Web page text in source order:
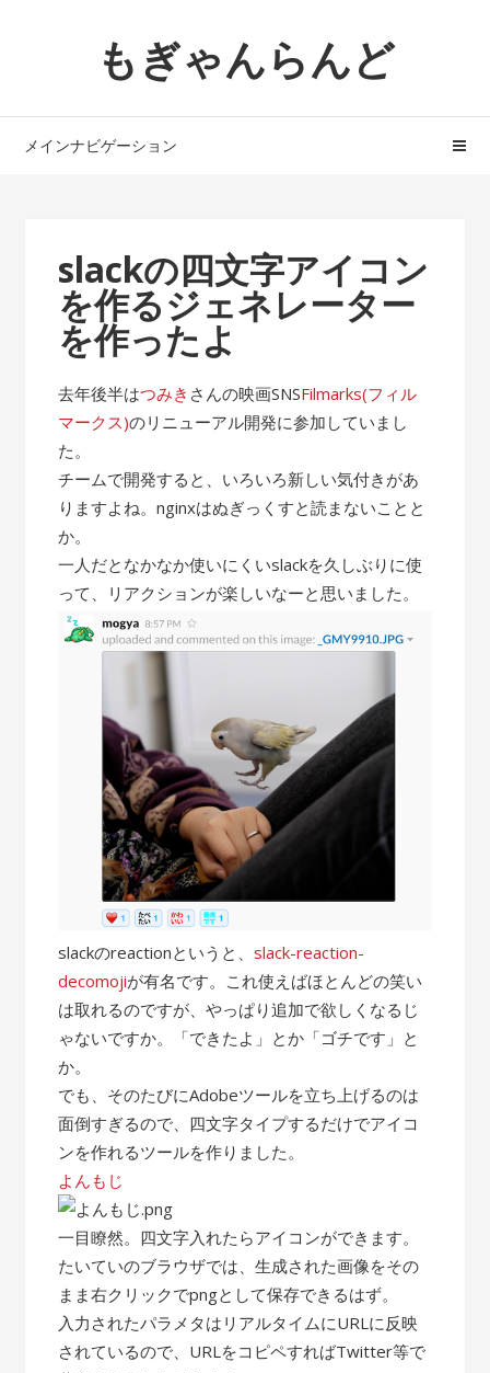
ョ
へ
もぎゃんらんど
メインナビゲーション
slackの四文字アイコン
を作るジェネレーター
を作ったよ
去年後半はつみき さんの映画SNSFilmarks(フィル
マークス)のリニューアル開発に参加していまし
た。
チームで開発すると、いろいろ新しい気付きがあ
りますよね。nginxはぬぎっくすと読まないことと
か。
一人だとなかなか使いにくいslackを久しぶりに使
って、リアクションが楽しいなーと思いました。
slackのreactionというと、slack-reaction-
decomojiが有名です。これ使えばほとんどの笑い
は取れるのですが、やっぱり追加で欲しくなるじ
ゃないですか。「できたよ」とか「ゴチです」と
か。
でも、そのたびにAdobeツールを立ち上げるのは
面倒すぎるので、四文字タイプするだけでアイコ
ンを作れるツールを作りました。
よんもじ
一目瞭然。四文字入れたらアイコンができます。
たいていのブラウザでは、生成された画像をその
まま右クリックでpngとして保存できるはず。
入力されたパラメタはリアルタイムにURLに反映
されているので、URLをコピペすればTwitter等で